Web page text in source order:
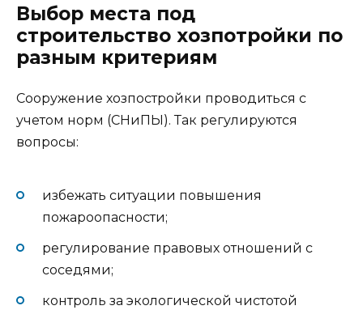
Выбор места под
строительство хозпотройки по
разным критериям
Сооружение хозпостройки проводиться с
учетом норм (СНиПЫ). Так регулируются
вопросы:
избежать ситуации повышения
пожароопасности;
регулирование правовых отношений с
соседями;
контроль за экологической чистотой